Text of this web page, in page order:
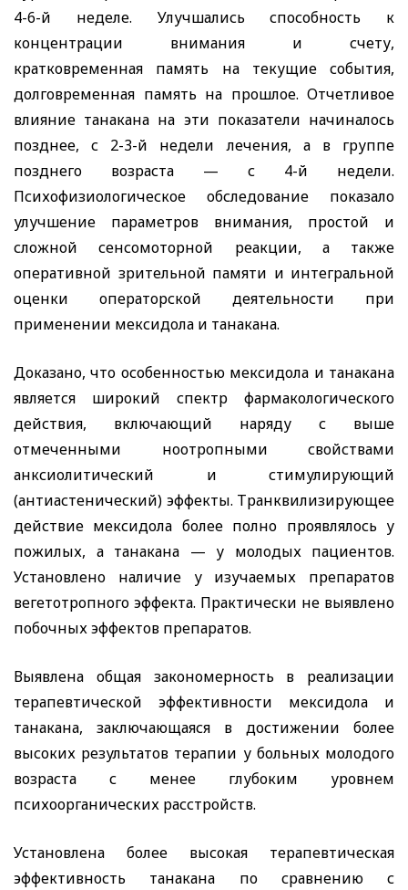
4-6-й неделе. Улучшались способность к
концентрации внимания и счету,
кратковременная память на текущие события,
долговременная память на прошлое. Отчетливое
влияние танакана на эти показатели начиналось
позднее, с 2-3-й недели лечения, а в группе
позднего возраста — с 4-й недели.
Психофизиологическое обследование показало
улучшение параметров внимания, простой и
сложной сенсомоторной реакции, а также
оперативной зрительной памяти и интегральной
оценки операторской деятельности при
применении мексидола и танакана.
Доказано, что особенностью мексидола и танакана
является широкий спектр фармакологического
действия, включающий наряду с выше
отмеченными ноотропными свойствами
анксиолитический и стимулирующий
(антиастенический) эффекты. Транквилизирующее
действие мексидола более полно проявлялось у
пожилых, а танакана — у молодых пациентов.
Установлено наличие у изучаемых препаратов
вегетотропного эффекта. Практически не выявлено
побочных эффектов препаратов.
Выявлена общая закономерность в реализации
терапевтической эффективности мексидола и
танакана, заключающаяся в достижении более
высоких результатов терапии у больных молодого
возраста с менее глубоким уровнем
психоорганических расстройств.
Установлена более высокая терапевтическая
эффективность танакана по сравнению с